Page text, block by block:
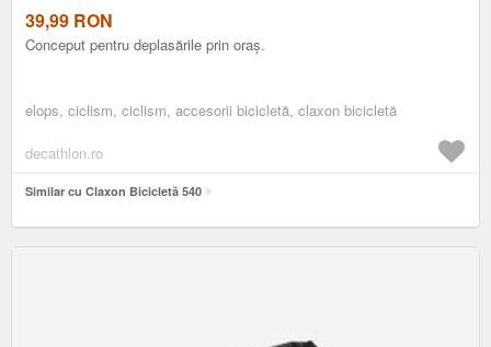
39,99 RON
Conceput pentru deplasările prin oraș.
elops, ciclism, ciclism, accesorii bicicletă, claxon bicicletă
decathlon.ro
Similar cu Claxon Bicicletă 540